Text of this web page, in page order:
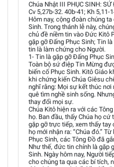
Chúa Nhật III PHỤC SINH:
Cv 5,27b-32. 40b-41; Kh 5,11-
Hôm nay, cộng đoàn chúng
Sinh. Trong thánh lễ này,
chủ đề niềm tin vào Đức Kitô
gặp gỡ Đấng Phục Sinh; Tin
tin là làm chứng cho Người.
1- Tin là gặp gỡ Đấng Phục
Toàn bộ sứ điệp Tin Mừng
biến cố Phục Sinh. Kitô Giáo
khi chứng kiến Chúa Giêsu
nghĩ rằng: Mọi sự kết thúc nơi
quê tìm nghề sinh sống.
thay đổi mọi sự.
Chúa Kitô hiện ra với các
họ. Ban đầu, thấy Chúa họ
gặp gỡ trực tiếp, xem thấy tay
họ mới nhận ra: “Chúa đó.”
Phục Sinh, các Tông Đồ đã
Như thế, đức tin chính là gặp
Sinh. Ngày hôm nay, Người
cho chúng ta qua các bí tích,